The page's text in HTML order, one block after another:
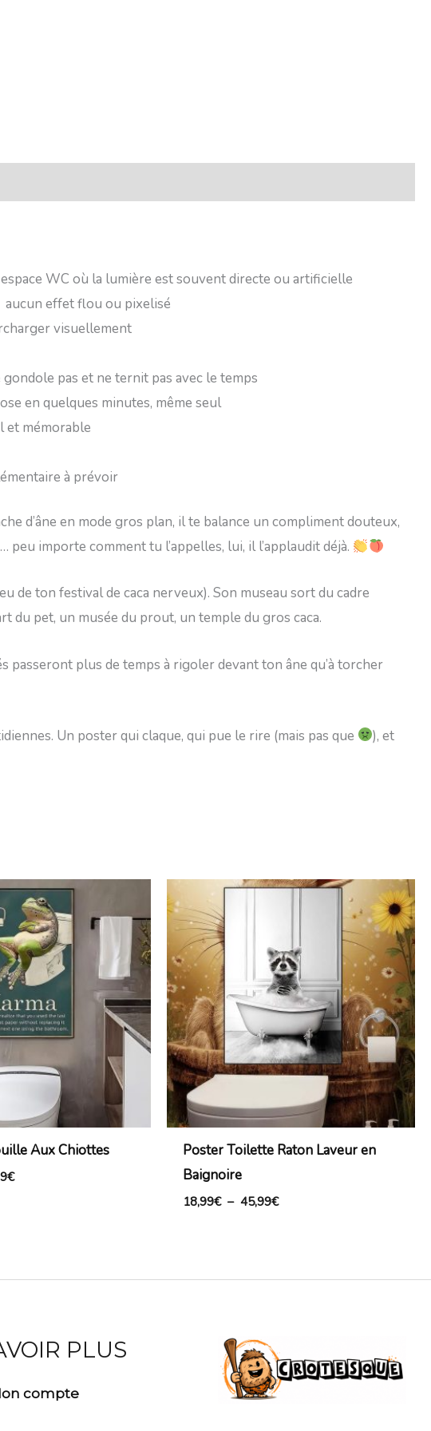
WC où la lumière est souvent directe ou artificielle
effet flou ou pixelisé
visuellement
pas et ne ternit pas avec le temps
en quelques minutes, même seul
et mémorable
à prévoir
d’âne en mode gros plan, il te balance un compliment douteux,
importe comment tu l’appelles, lui, il l’applaudit déjà.
de ton festival de caca nerveux). Son museau sort du cadre
du pet, un musée du prout, un temple du gros caca.
passeront plus de temps à rigoler devant ton âne qu’à torcher
Un poster qui claque, qui pue le rire (mais pas que
), et
Aux Chiottes
€
Plage
de
prix :
18,99€
à
45,99€
Poster Toilette Raton Laveur en
Baignoire
18,99€ – 45,99€
Plage
45,99€
PLUS
compte